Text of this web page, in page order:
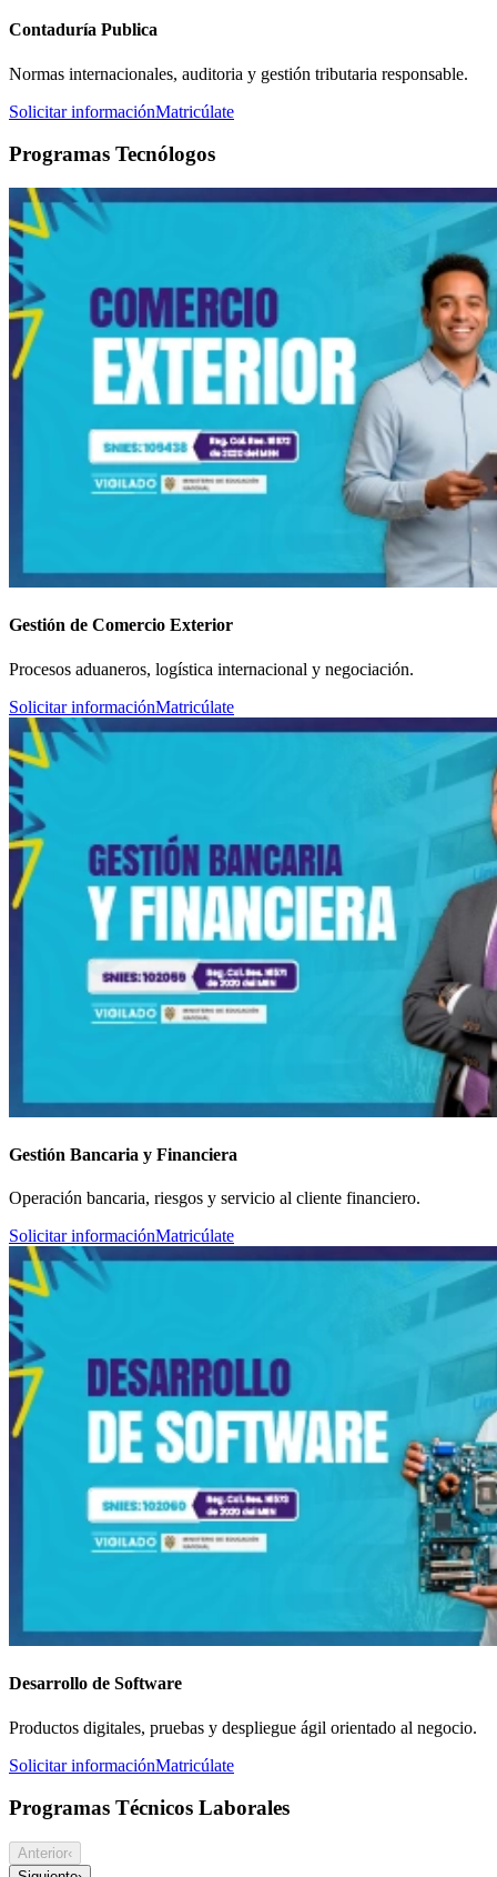
Contaduría Publica
Normas internacionales, auditoria y gestión tributaria responsable.
Solicitar informaciónMatricúlate
Programas Tecnólogos
Gestión de Comercio Exterior
Procesos aduaneros, logística internacional y negociación.
Solicitar informaciónMatricúlate
Gestión Bancaria y Financiera
Operación bancaria, riesgos y servicio al cliente financiero.
Solicitar informaciónMatricúlate
Desarrollo de Software
Productos digitales, pruebas y despliegue ágil orientado al negocio.
Solicitar informaciónMatricúlate
Programas Técnicos Laborales
Anterior‹